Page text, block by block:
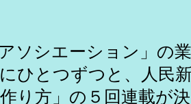
ソシエーション」の
ひとつずつと、人民
り方」の５回連載が